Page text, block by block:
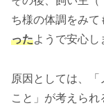
ち様の体調をみて
ったようで安心し
原因としては、
こと」が考えら